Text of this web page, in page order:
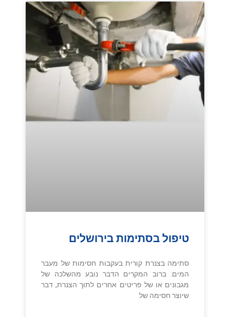
טיפול בסתימות בירושלים
סתימה בצנרת קורית בעקבות חסימות של מעבר
המים. ברוב המקרים הדבר נובע מהשלכה של
מגבונים או של פריטים אחרים לתוך הצנרת, דבר
שיוצר חסימה של